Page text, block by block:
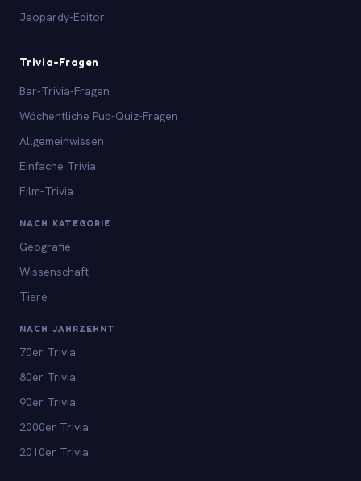
Jeopardy-Editor
Trivia-Fragen
Bar-Trivia-Fragen
Wöchentliche Pub-Quiz-Fragen
Allgemeinwissen
Einfache Trivia
Film-Trivia
NACH KATEGORIE
Geografie
Wissenschaft
Tiere
NACH JAHRZEHNT
70er Trivia
80er Trivia
90er Trivia
2000er Trivia
2010er Trivia